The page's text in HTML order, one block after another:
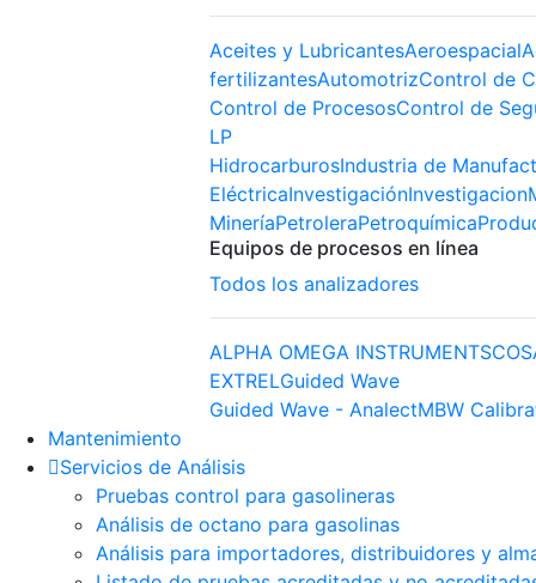
Aceites y LubricantesAeroespacial
fertilizantesAutomotrizControl de
Control de ProcesosControl de
LP
HidrocarburosIndustria de
EléctricaInvestigaciónInvestigacion
MineríaPetroleraPetroquímica
Equipos de procesos en línea
Todos los analizadores
ALPHA OMEGA INSTRUMENTS
EXTRELGuided Wave
Guided Wave - AnalectMBW
Mantenimiento
Servicios de Análisis
Pruebas control para gasolineras
Análisis de octano para gasolinas
Análisis para importadores, distribuidores y